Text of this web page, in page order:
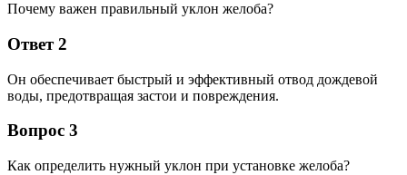
Почему важен правильный уклон желоба?
Ответ 2
Он обеспечивает быстрый и эффективный отвод дождевой
воды, предотвращая застои и повреждения.
Вопрос 3
Как определить нужный уклон при установке желоба?